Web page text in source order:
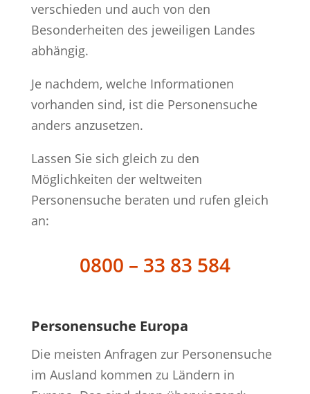
verschieden und auch von den
Besonderheiten des jeweiligen Landes
abhängig.
Je nachdem, welche Informationen
vorhanden sind, ist die Personensuche
anders anzusetzen.
Lassen Sie sich gleich zu den
Möglichkeiten der weltweiten
Personensuche beraten und rufen gleich
an:
0800 – 33 83 584
Personensuche Europa
Die meisten Anfragen zur Personensuche
im Ausland kommen zu Ländern in